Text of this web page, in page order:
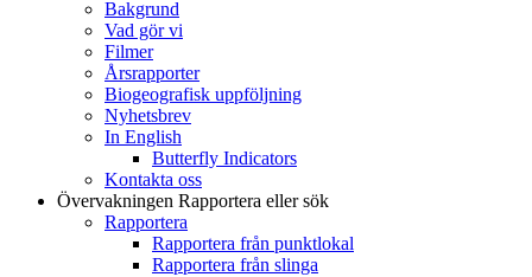
Bakgrund
Vad gör vi
Filmer
Årsrapporter
Biogeografisk uppföljning
Nyhetsbrev
In English
Butterfly Indicators
Kontakta oss
Övervakningen Rapportera eller sök
Rapportera
Rapportera från punktlokal
Rapportera från slinga